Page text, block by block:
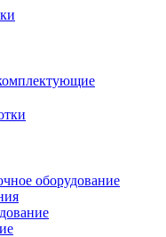
оборудование